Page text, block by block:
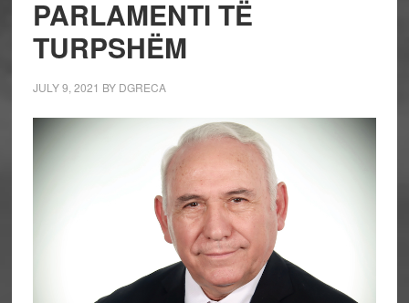
PARLAMENTI TË
TURPSHËM
JULY 9, 2021 BY DGRECA